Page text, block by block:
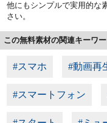
他にもシンプルで実用的な
さい。
この無料素材の関連キーワ
#スマホ #動画再
#スマートフォン